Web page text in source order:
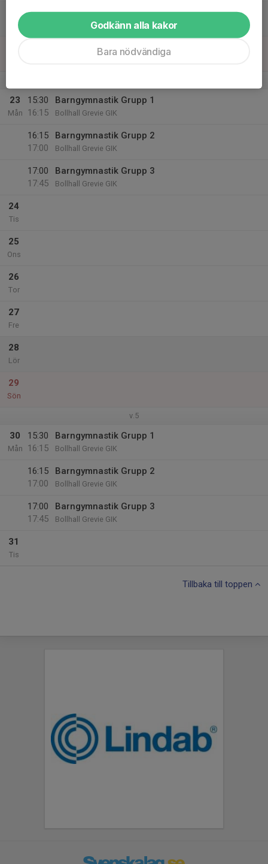
Lör
23
Mån
15:30
16:15
Barngymnastik Grupp 1
Bollhall Grevie GIK
16:15
17:00
Barngymnastik Grupp 2
Bollhall Grevie GIK
17:00
17:45
Barngymnastik Grupp 3
Bollhall Grevie GIK
24
Tis
25
Ons
26
Tor
27
Fre
28
Lör
29
Sön
v.5
30
Mån
15:30
16:15
Barngymnastik Grupp 1
Bollhall Grevie GIK
16:15
17:00
Barngymnastik Grupp 2
Bollhall Grevie GIK
17:00
17:45
Barngymnastik Grupp 3
Bollhall Grevie GIK
31
Tis
Tillbaka till toppen
Godkänn alla kakor
Bara nödvändiga